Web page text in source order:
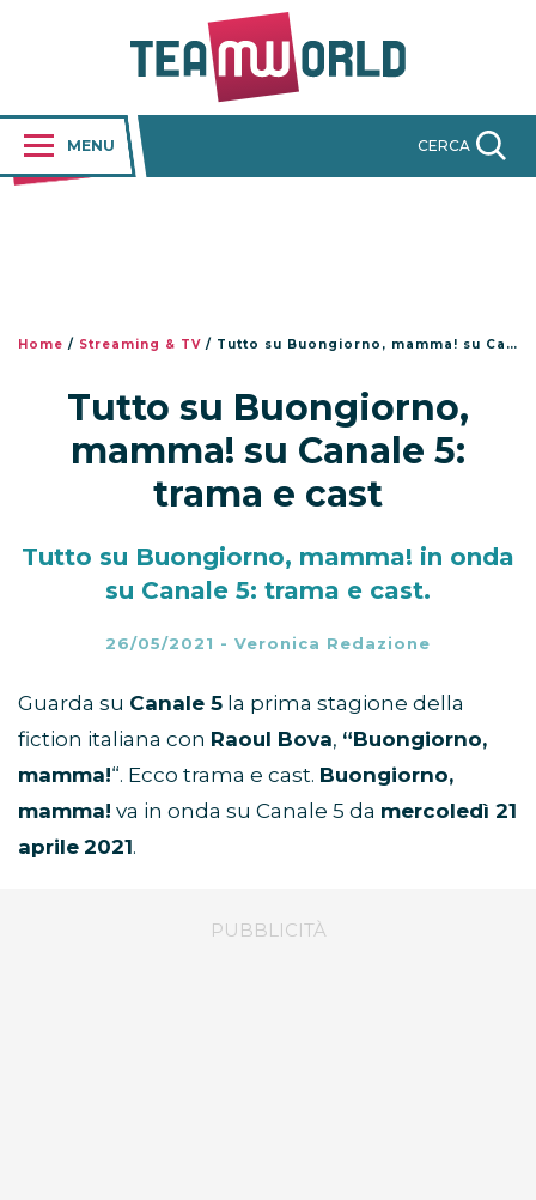
MENU CERCA
Home / Streaming & TV / Tutto su Buongiorno, mamma! su Canale 5: trama e cast
Tutto su Buongiorno,
mamma! su Canale 5:
trama e cast
Tutto su Buongiorno, mamma! in onda
su Canale 5: trama e cast.
26/05/2021 - Veronica Redazione
Guarda su Canale 5 la prima stagione della
fiction italiana con Raoul Bova, “Buongiorno,
mamma!“. Ecco trama e cast. Buongiorno,
mamma! va in onda su Canale 5 da mercoledì 21
aprile 2021.